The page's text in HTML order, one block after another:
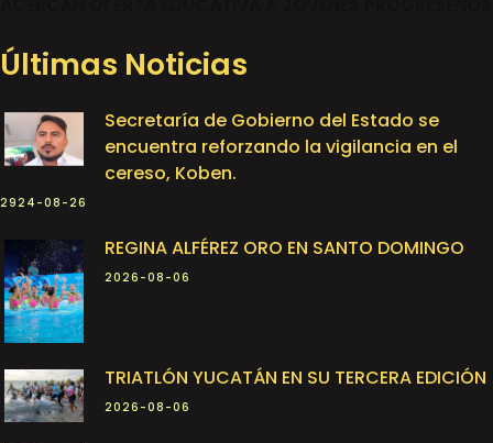
Últimas Noticias
Secretaría de Gobierno del Estado se
encuentra reforzando la vigilancia en el
cereso, Koben.
2924-08-26
REGINA ALFÉREZ ORO EN SANTO DOMINGO
2026-08-06
TRIATLÓN YUCATÁN EN SU TERCERA EDICIÓN
2026-08-06